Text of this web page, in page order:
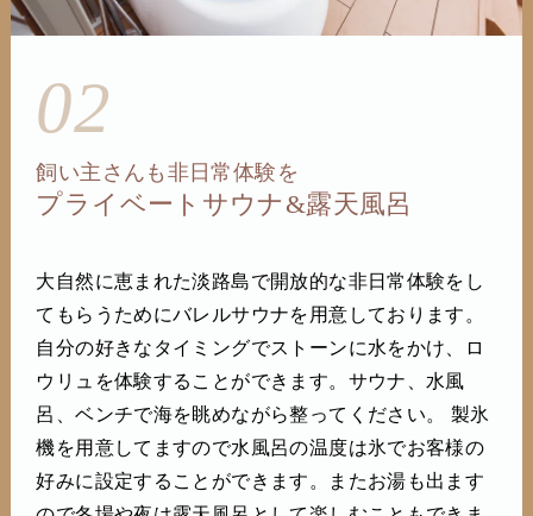
02
飼い主さんも非日常体験を
プライベートサウナ&露天風呂
大自然に恵まれた淡路島で開放的な非日常体験をし
てもらうためにバレルサウナを用意しております。
自分の好きなタイミングでストーンに水をかけ、ロ
ウリュを体験することができます。サウナ、水風
呂、ベンチで海を眺めながら整ってください。 製氷
機を用意してますので水風呂の温度は氷でお客様の
好みに設定することができます。またお湯も出ます